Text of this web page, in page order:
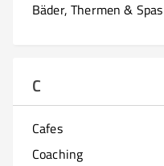
Bäder, Thermen & Spas
C
Cafes
Coaching